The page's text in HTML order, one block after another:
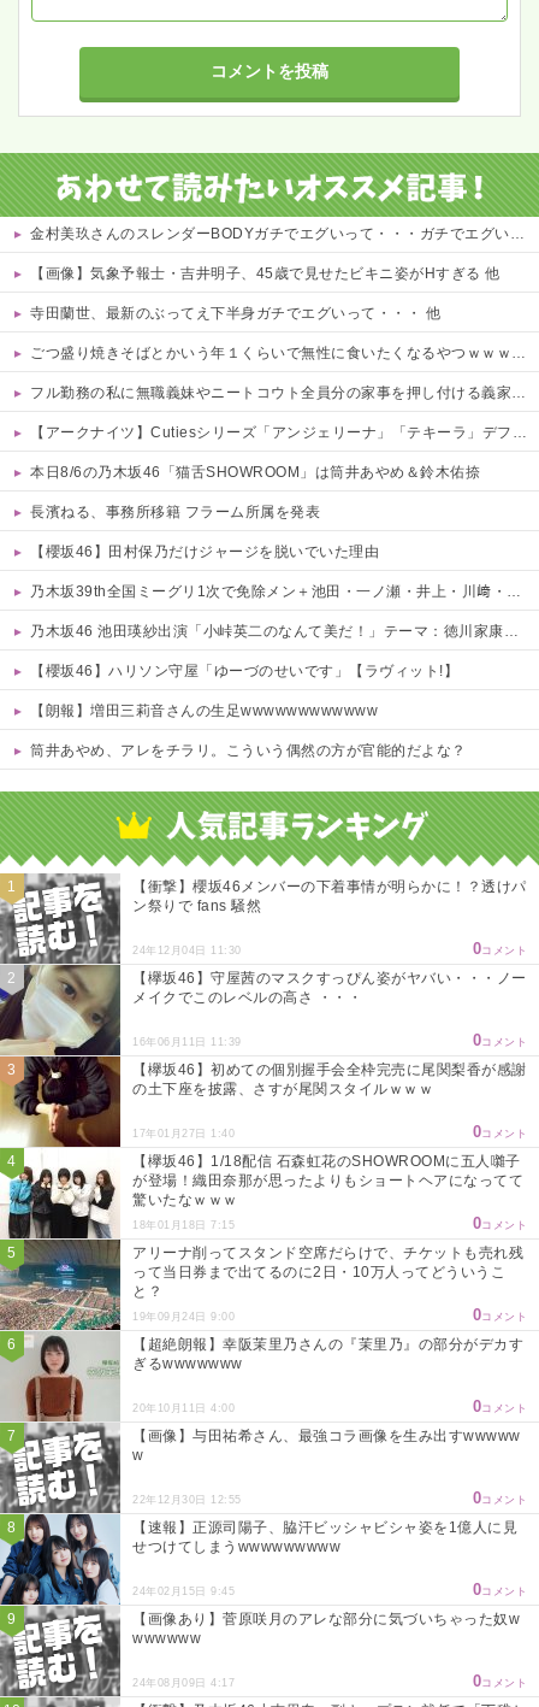
金村美玖さんのスレンダーBODYガチでエグいって・・・ガチでエグいって・・・ 他
【画像】気象予報士・吉井明子、45歳で見せたビキニ姿がHすぎる 他
寺田蘭世、最新のぶってえ下半身ガチでエグいって・・・ 他
ごつ盛り焼きそばとかいう年１くらいで無性に食いたくなるやつｗｗｗｗｗｗｗｗ
フル勤務の私に無職義妹やニートコウト全員分の家事を押し付ける義家族！早朝4時起き生活に限界。ついに言い放った「強烈なド直球正論」に義一族阿鼻叫喚ｗｗ←怠け者どもに正論のナイフをグサリ
【アークナイツ】Cutiesシリーズ「アンジェリーナ」「テキーラ」デフォルメフィギュア【予約開始】
本日8/6の乃木坂46「猫舌SHOWROOM」は筒井あやめ＆鈴木佑捺
長濱ねる、事務所移籍 フラーム所属を発表
【櫻坂46】田村保乃だけジャージを脱いでいた理由
乃木坂39th全国ミーグリ1次で免除メン＋池田・一ノ瀬・井上・川﨑・菅原・中西が全完売
乃木坂46 池田瑛紗出演「小峠英二のなんて美だ！」テーマ：徳川家康【2025.8.5 24:00〜 TOKYO MX】
【櫻坂46】ハリソン守屋「ゆーづのせいです」【ラヴィット!】
【朗報】増田三莉音さんの生足wwwwwwwwwwww
筒井あやめ、アレをチラリ。こういう偶然の方が官能的だよな？
【衝撃】櫻坂46メンバーの下着事情が明らかに！？透けパ
ン祭りで fans 騒然
24年12月04日 11:30 0コメント
【欅坂46】守屋茜のマスクすっぴん姿がヤバい・・・ノー
メイクでこのレベルの高さ ・・・
16年06月11日 11:39 0コメント
【欅坂46】初めての個別握手会全枠完売に尾関梨香が感謝
の土下座を披露、さすが尾関スタイルｗｗｗ
17年01月27日 1:40 0コメント
【欅坂46】1/18配信 石森虹花のSHOWROOMに五人囃子
が登場！織田奈那が思ったよりもショートヘアになってて
驚いたなｗｗｗ
18年01月18日 7:15 0コメント
アリーナ削ってスタンド空席だらけで、チケットも売れ残
って当日券まで出てるのに2日・10万人ってどういうこ
と？
19年09月24日 9:00 0コメント
【超絶朗報】幸阪茉里乃さんの『茉里乃』の部分がデカす
ぎるwwwwwww
20年10月11日 4:00 0コメント
【画像】与田祐希さん、最強コラ画像を生み出すwwwww
w
22年12月30日 12:55 0コメント
【速報】正源司陽子、脇汗ビッシャビシャ姿を1億人に見
せつけてしまうwwwwwwwww
24年02月15日 9:45 0コメント
【画像あり】菅原咲月のアレな部分に気づいちゃった奴w
wwwwww
24年08月09日 4:17 0コメント